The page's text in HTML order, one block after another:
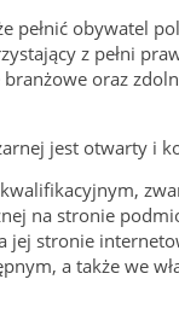
pełnić obywatel
z pełni
oraz
jest otwarty i
na stronie
jej stronie
a także we